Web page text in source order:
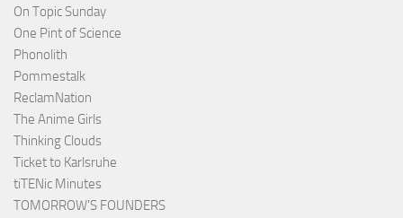
On Topic Sunday
One Pint of Science
Phonolith
Pommestalk
ReclamNation
The Anime Girls
Thinking Clouds
Ticket to Karlsruhe
tiTENic Minutes
TOMORROW'S FOUNDERS